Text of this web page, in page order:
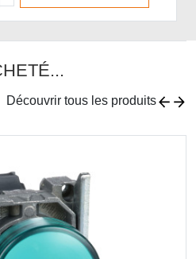
Découvrir tous les produits